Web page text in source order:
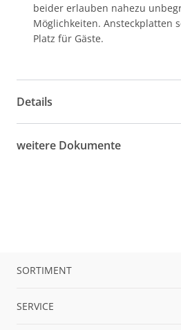
beider erlauben nahezu
Möglichkeiten. Ansteckplatten
Platz für Gäste.
Details
weitere Dokumente
SORTIMENT
SERVICE